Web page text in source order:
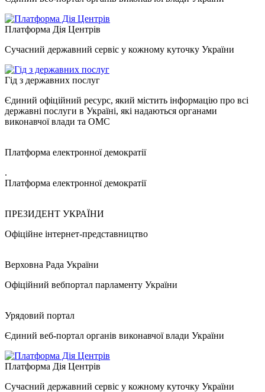
Платформа Дія Центрів
Сучасний державний сервіс у кожному куточку України
Гід з державних послуг
Єдиний офіційний ресурс, який містить інформацію про всі
державні послуги в Україні, які надаються органами
виконавчої влади та ОМС
Платформа електронної демократії
.
Платформа електронної демократії
ПРЕЗИДЕНТ УКРАЇНИ
Офіційне інтернет-представництво
Верховна Рада України
Офіційний вебпортал парламенту України
Урядовий портал
Єдиний веб-портал органів виконавчої влади України
Платформа Дія Центрів
Сучасний державний сервіс у кожному куточку України